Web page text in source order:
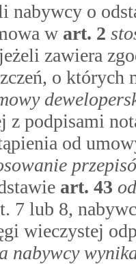
nabywcy o
w art. 2
zawiera
o których
z podpisami
od
art. 43
7 lub 8,
wieczystej
nabywcy